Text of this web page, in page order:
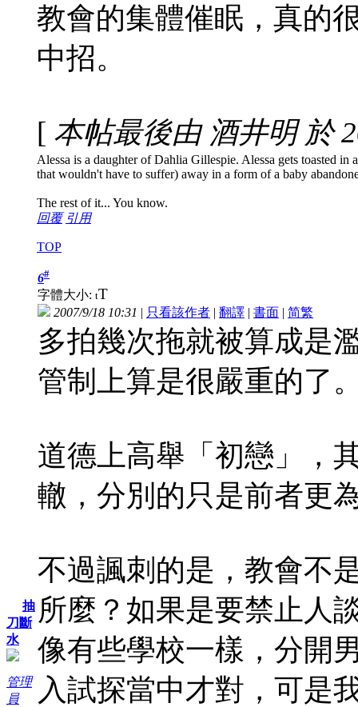
教會的集體催眠，真的
中招。
[ 本帖最後由 酒井明 於
Alessa is a daughter of Dahlia Gillespie. Alessa gets toasted in
that wouldn't have to suffer) away in a form of a baby
The rest of it... You know.
回覆 引用
TOP
抽
刀斷
水
管理
員
6#
字體大小: tT
2007/9/18 10:31 | 只看該作者 | 翻譯 | 書面 | 简繁
多拍幾次拖就被算成是
管制上算是很嚴重的了
道德上高舉「初戀」，
轍，分別的只是前者更
不過諷刺的是，教會不
所麼？如果是要禁止人
像有些學校一樣，分開
入試探當中才對，可是